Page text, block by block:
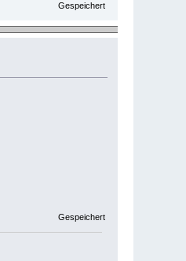
Gespeichert
Gespeichert